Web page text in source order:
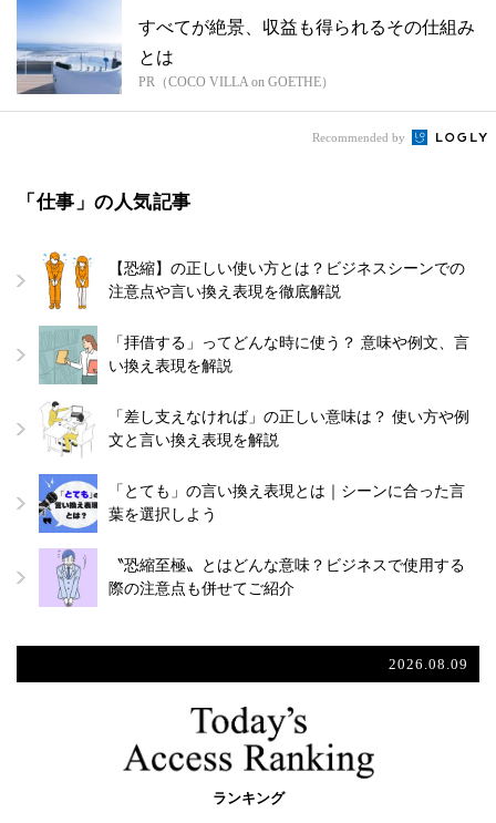
すべてが絶景、収益も得られるその仕組み
とは
PR（COCO VILLA on GOETHE）
Recommended by
「仕事」の人気記事
【恐縮】の正しい使い方とは？ビジネスシーンでの
注意点や言い換え表現を徹底解説
「拝借する」ってどんな時に使う？ 意味や例文、言
い換え表現を解説
「差し支えなければ」の正しい意味は？ 使い方や例
文と言い換え表現を解説
「とても」の言い換え表現とは｜シーンに合った言
葉を選択しよう
〝恐縮至極〟とはどんな意味？ビジネスで使用する
際の注意点も併せてご紹介
2026.08.09
ランキング